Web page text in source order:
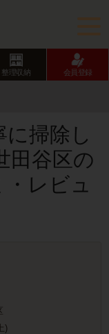
整理収納 会員登録
掃除し
田谷区の
レビュ
)